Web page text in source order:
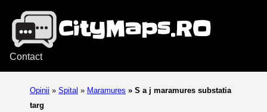
Contact
Opinii » Spital » Maramures » S a j maramures substatia
targ